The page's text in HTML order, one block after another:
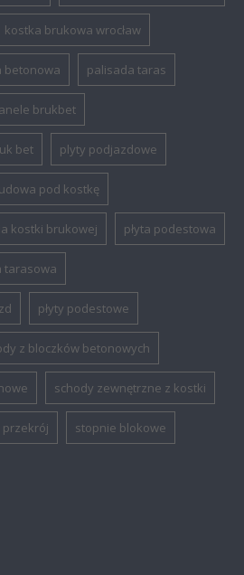
kostka brukowa wrocław
betonowa palisada taras
brukbet
bet plyty podjazdowe
pod kostkę
kostki brukowej płyta podestowa
tarasowa
płyty podestowe
z bloczków betonowych
schody zewnętrzne z kostki
przekrój stopnie blokowe